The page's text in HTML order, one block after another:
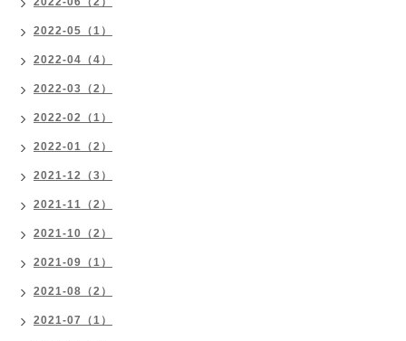
2022-05（1）
2022-04（4）
2022-03（2）
2022-02（1）
2022-01（2）
2021-12（3）
2021-11（2）
2021-10（2）
2021-09（1）
2021-08（2）
2021-07（1）